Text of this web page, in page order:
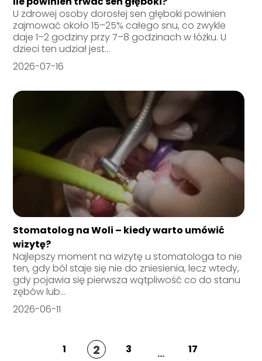
U zdrowej osoby dorosłej sen głęboki powinien
zajmować około 15–25% całego snu, co zwykle
daje 1–2 godziny przy 7–8 godzinach w łóżku. U
dzieci ten udział jest...
2026-07-16
Stomatolog na Woli – kiedy warto umówić
wizytę?
Najlepszy moment na wizytę u stomatologa to nie
ten, gdy ból staje się nie do zniesienia, lecz wtedy,
gdy pojawia się pierwsza wątpliwość co do stanu
zębów lub...
2026-06-11
1 2 3 ... 17